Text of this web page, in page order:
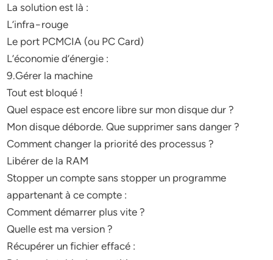
La solution est là :
L’infra−rouge
Le port PCMCIA (ou PC Card)
L’économie d’énergie :
9.Gérer la machine
Tout est bloqué !
Quel espace est encore libre sur mon disque dur ?
Mon disque déborde. Que supprimer sans danger ?
Comment changer la priorité des processus ?
Libérer de la RAM
Stopper un compte sans stopper un programme
appartenant à ce compte :
Comment démarrer plus vite ?
Quelle est ma version ?
Récupérer un fichier effacé :